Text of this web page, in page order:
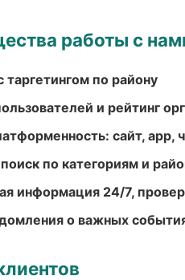
работы с
таргетингом по району
и рейтинг
сайт, app,
по категориям и
информация 24/7,
о важных